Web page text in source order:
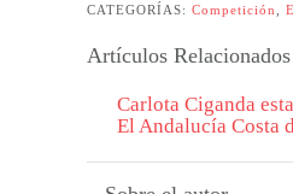
CATEGORÍAS: Competición
Artículos Relacionados
Carlota Ciganda
El Andalucía Costa